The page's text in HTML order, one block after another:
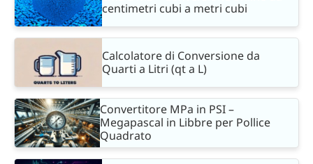
centimetri cubi a metri cubi
Calcolatore di Conversione da
Quarti a Litri (qt a L)
Convertitore MPa in PSI –
Megapascal in Libbre per Pollice
Quadrato